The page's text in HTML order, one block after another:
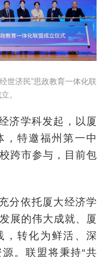
世济民”思政教育一体化联
。
济学科发起，以厦
，特邀福州第一中
跨市参与，目前包
分依托厦大经济学
展的伟大成就、厦
，转化为鲜活、深
。联盟将秉持“共